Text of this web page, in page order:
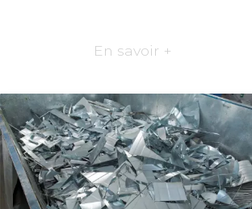
En savoir +